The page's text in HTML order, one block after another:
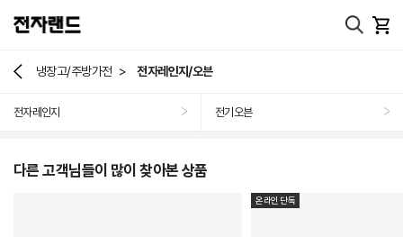
냉장고/주방가전 > 전자레인지/오븐
전자레인지 > 전기오븐 >
다른 고객님들이 많이 찾아본 상품
온라인 단독